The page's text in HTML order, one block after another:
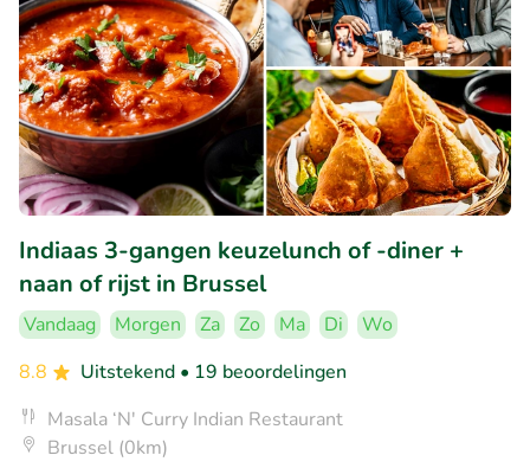
Indiaas 3-gangen keuzelunch of -diner +
naan of rijst in Brussel
Vandaag Morgen Za Zo Ma Di
Wo
8.8
Uitstekend • 19 beoordelingen
Masala ‘N' Curry Indian Restaurant
Brussel (0km)